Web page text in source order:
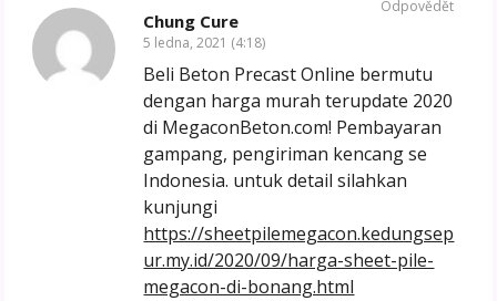
Chung Cure
5 ledna, 2021 (4:18)
Beli Beton Precast Online bermutu
dengan harga murah terupdate 2020
di MegaconBeton.com! Pembayaran
gampang, pengiriman kencang se
Indonesia. untuk detail silahkan
kunjungi
https://sheetpilemegacon.kedungsep
ur.my.id/2020/09/harga-sheet-pile-
megacon-di-bonang.html
Odpovědět